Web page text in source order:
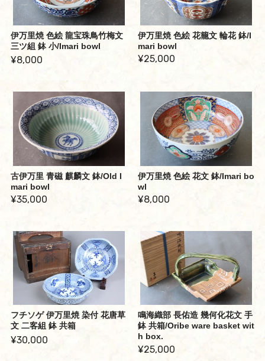
伊万里焼 色絵 龍宝珠鳥竹梅文
三ツ組 鉢 小/Imari bowl
¥8,000
伊万里焼 色絵 花籠文 輪花 鉢/I
mari bowl
¥25,000
古伊万里 青磁 麒麟文 鉢/Old I
mari bowl
¥35,000
伊万里焼 色絵 花文 鉢/Imari bo
wl
¥8,000
フチソゲ 伊万里焼 染付 花唐草
文 二客組 鉢 共箱
¥30,000
鳴海織部 長佑造 幾何化花文 手
鉢 共箱/Oribe ware basket wit
h box.
¥25,000